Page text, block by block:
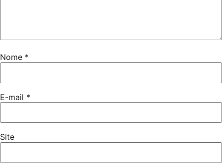
Nome *
E-mail *
Site